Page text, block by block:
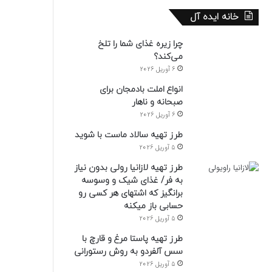
خانه ایده آل
چرا زیره غذای شما را تلخ
می‌کند؟
6 آوریل 2026
انواع املت بادمجان برای
صبحانه و ناهار
6 آوریل 2026
طرز تهیه سالاد ماست با شوید
5 آوریل 2026
طرز تهیه لازانیا رولی بدون نیاز
به فر/ غذای شیک و وسوسه
برانگیز که اشتهای هر کسی رو
حسابی باز میکنه
5 آوریل 2026
طرز تهیه پاستا مرغ و قارچ با
سس آلفردو به روش رستورانی
5 آوریل 2026